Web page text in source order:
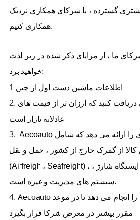
گسترده ، با شرکای همکاری نزدیک
همکاری کنیم.
ما ، از مزایای ذکر شده در زیر لذت
خواهید برد:
1 اطلاعات ماشین دست اول از چین
2. کنید که ارزان تر از قیمت های
عادلانه بازار است
3. Aecoauto راه حل یک مرحله ای را ارائه می دهد که شامل
کالا از گمرک خارج از کشور ، حمل و نقل
(Airfreigh ، Seafreight) ، تهیه قطعات یدکی ، ایستگاه شارژ ،
سیستم های مدیریت و غیره است.
4. Aecoauto تبلیغات آنلاین و آفلاین را انجام می دهد تا در موعد
مقرر بیشتر در معرض شرکا قرار بگیرد